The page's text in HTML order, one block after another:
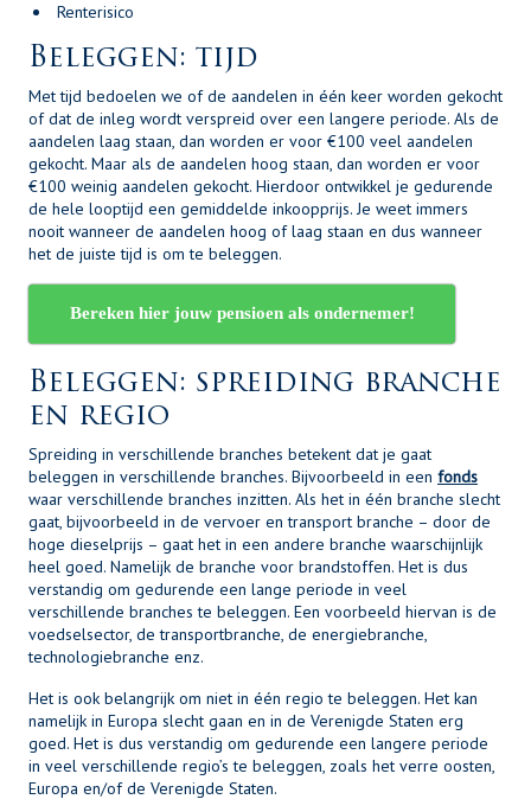
Renterisico
Beleggen: tijd
Met tijd bedoelen we of de aandelen in één keer worden gekocht
of dat de inleg wordt verspreid over een langere periode. Als de
aandelen laag staan, dan worden er voor €100 veel aandelen
gekocht. Maar als de aandelen hoog staan, dan worden er voor
€100 weinig aandelen gekocht. Hierdoor ontwikkel je gedurende
de hele looptijd een gemiddelde inkoopprijs. Je weet immers
nooit wanneer de aandelen hoog of laag staan en dus wanneer
het de juiste tijd is om te beleggen.
Bereken hier jouw pensioen als ondernemer!
Beleggen: spreiding branche
en regio
Spreiding in verschillende branches betekent dat je gaat
beleggen in verschillende branches. Bijvoorbeeld in een fonds
waar verschillende branches inzitten. Als het in één branche slecht
gaat, bijvoorbeeld in de vervoer en transport branche – door de
hoge dieselprijs – gaat het in een andere branche waarschijnlijk
heel goed. Namelijk de branche voor brandstoffen. Het is dus
verstandig om gedurende een lange periode in veel
verschillende branches te beleggen. Een voorbeeld hiervan is de
voedselsector, de transportbranche, de energiebranche,
technologiebranche enz.
Het is ook belangrijk om niet in één regio te beleggen. Het kan
namelijk in Europa slecht gaan en in de Verenigde Staten erg
goed. Het is dus verstandig om gedurende een langere periode
in veel verschillende regio’s te beleggen, zoals het verre oosten,
Europa en/of de Verenigde Staten.